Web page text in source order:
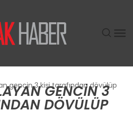
gencin 3 kişi tarafından dövülüp
GENCIN 3
DÖVÜLÜP